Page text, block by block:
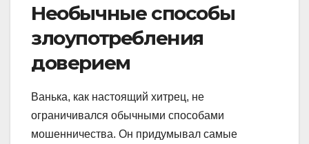
Необычные способы
злоупотребления
доверием
Ванька, как настоящий хитрец, не
ограничивался обычными способами
мошенничества. Он придумывал самые